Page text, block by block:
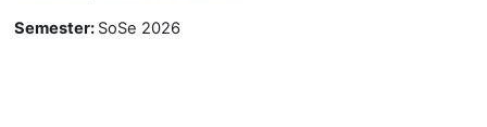
Semester: SoSe 2026